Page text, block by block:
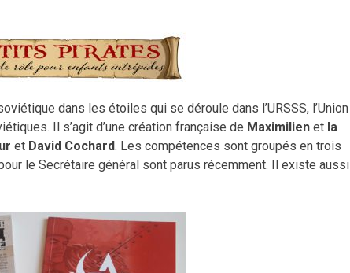
dans les étoiles qui se déroule dans l’URSSS, l’Union
Il s’agit d’une création française de Maximilien et la
et David Cochard. Les compétences sont groupés en trois
le Secrétaire général sont parus récemment. Il existe aussi